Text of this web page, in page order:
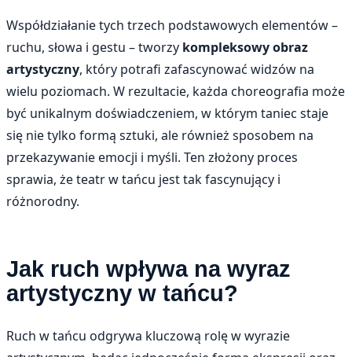
Współdziałanie tych trzech podstawowych elementów –
ruchu, słowa i gestu – tworzy kompleksowy obraz
artystyczny, który potrafi zafascynować widzów na
wielu poziomach. W rezultacie, każda choreografia może
być unikalnym doświadczeniem, w którym taniec staje
się nie tylko formą sztuki, ale również sposobem na
przekazywanie emocji i myśli. Ten złożony proces
sprawia, że teatr w tańcu jest tak fascynujący i
różnorodny.
Jak ruch wpływa na wyraz
artystyczny w tańcu?
Ruch w tańcu odgrywa kluczową rolę w wyrazie